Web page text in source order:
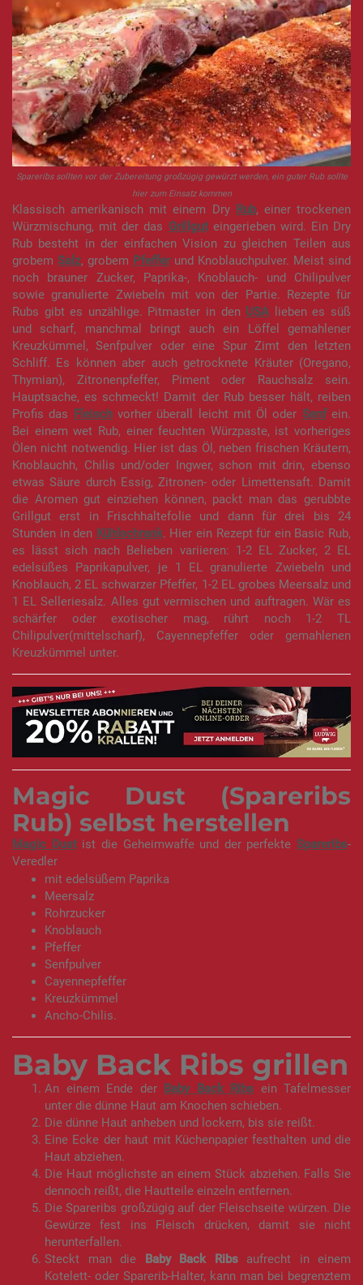
Spareribs sollten vor der Zubereitung großzügig gewürzt werden, ein guter Rub sollte
hier zum Einsatz kommen
Klassisch amerikanisch mit einem Dry Rub, einer trockenen
Würzmischung, mit der das Grillguteingerieben wird. Ein Dry
Rub besteht in der einfachen Vision zu gleichen Teilen aus
grobem Salz, grobem Pfefferund Knoblauchpulver. Meist sind
noch brauner Zucker, Paprika-, Knoblauch- und Chilipulver
sowie granulierte Zwiebeln mit von der Partie. Rezepte für
Rubs gibt es unzählige. Pitmaster in den USAlieben es süß
und scharf, manchmal bringt auch ein Löffel gemahlener
Kreuzkümmel, Senfpulver oder eine Spur Zimt den letzten
Schliff. Es können aber auch getrocknete Kräuter (Oregano,
Thymian), Zitronenpfeffer, Piment oder Rauchsalz sein.
Hauptsache, es schmeckt! Damit der Rub besser hält, reiben
Profis das
Fleischvorher überall leicht mit Öl oder Senfein.
Bei einem wet Rub, einer feuchten Würzpaste, ist vorheriges
Ölen nicht notwendig. Hier ist das Öl, neben frischen Kräutern,
Knoblauchh, Chilis und/oder Ingwer, schon mit drin, ebenso
etwas Säure durch Essig, Zitronen- oder Limettensaft. Damit
die Aromen gut einziehen können, packt man das gerubbte
Grillgut erst in Frischhaltefolie und dann für drei bis 24
Stunden in den Kühlschrank. Hier ein Rezept für ein Basic Rub,
es lässt sich nach Belieben variieren: 1-2 EL Zucker, 2 EL
edelsüßes Paprikapulver, je 1 EL granulierte Zwiebeln und
Knoblauch, 2 EL schwarzer Pfeffer, 1-2 EL grobes Meersalz und
1 EL Selleriesalz. Alles gut vermischen und auftragen. Wär es
schärfer oder exotischer mag, rührt noch 1-2 TL
Chilipulver(mittelscharf), Cayennepfeffer oder gemahlenen
Kreuzkümmel unter.
Magic Dust (Spareribs
Rub) selbst herstellen
Magic Dustist die Geheimwaffe und der perfekte Spareribs-
Veredler
mit edelsüßem Paprika
Meersalz
Rohrzucker
Knoblauch
Pfeffer
Senfpulver
Cayennepfeffer
Kreuzkümmel
Ancho-Chilis.
Baby Back Ribs grillen
An einem Ende der Baby Back Ribs ein Tafelmesser
unter die dünne Haut am Knochen schieben.
Die dünne Haut anheben und lockern, bis sie reißt.
Eine Ecke der haut mit Küchenpapier festhalten und die
Haut abziehen.
Die Haut möglichste an einem Stück abziehen. Falls Sie
dennoch reißt, die Hautteile einzeln entfernen.
Die Spareribs großzügig auf der Fleischseite würzen. Die
Gewürze fest ins Fleisch drücken, damit sie nicht
herunterfallen.
Steckt man die Baby Back Ribsaufrecht in einem
Kotelett- oder Sparerib-Halter, kann man bei begrenztem